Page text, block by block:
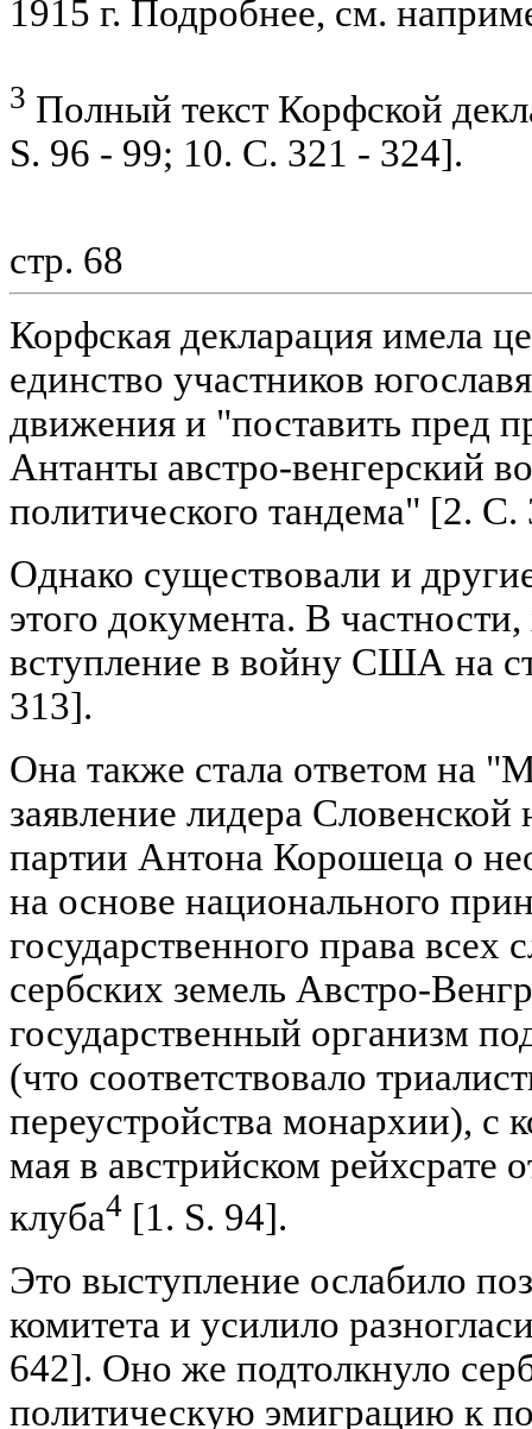
1915 г. Подробнее, см.
3 Полный текст Корфской
S. 96 - 99; 10. С. 321 - 324].
стр. 68
Корфская декларация имела
единство участников
движения и "поставить пред
Антанты австро-венгерский
политического тандема" [2. С.
Однако существовали и
этого документа. В
вступление в войну США на
313].
Она также стала ответом на
заявление лидера
партии Антона Корошеца о
на основе национального
государственного права всех
сербских земель Австро-
государственный организм
(что соответствовало
переустройства монархии), с
мая в австрийском рейхсрате
клуба4 [1. S. 94].
Это выступление ослабило
комитета и усилило
642]. Оно же подтолкнуло
политическую эмиграцию к